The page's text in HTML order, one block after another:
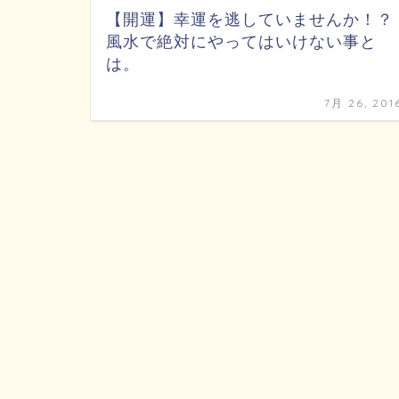
【開運】幸運を逃していませんか！？
風水で絶対にやってはいけない事と
は。
7月 26,